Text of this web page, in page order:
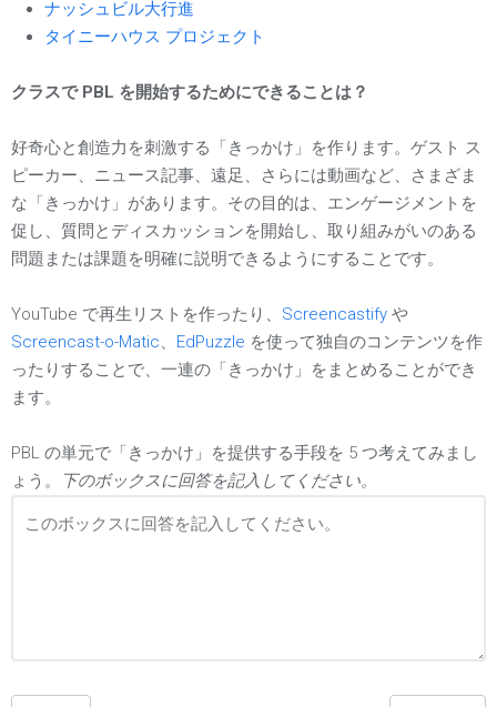
ナッシュビル大行進
タイニーハウス プロジェクト
クラスで PBL を開始するためにできることは？
好奇心と創造力を刺激する「きっかけ」を作ります。ゲスト ス
ピーカー、ニュース記事、遠足、さらには動画など、さまざま
な「きっかけ」があります。その目的は、エンゲージメントを
促し、質問とディスカッションを開始し、取り組みがいのある
問題または課題を明確に説明できるようにすることです。
YouTube で再生リストを作ったり、 Screencastify や
Screencast-o-Matic、 EdPuzzle を使って独自のコンテンツを作
ったりすることで、一連の「きっかけ」をまとめることができ
ます。
PBL の単元で「きっかけ」を提供する手段を 5 つ考えてみまし
ょう。
下のボックスに回答を記入してください。